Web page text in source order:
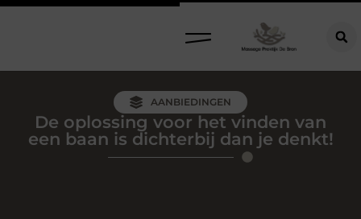
AANBIEDINGEN
De oplossing voor het vinden van
een baan is dichterbij dan je denkt!